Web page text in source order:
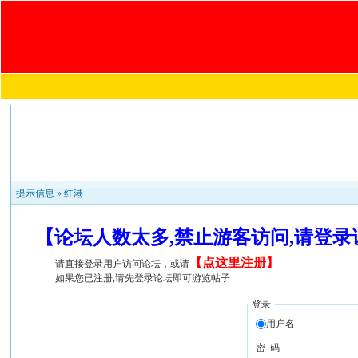
提示信息 »红港
【论坛人数太多,禁止游客访问,请登
请直接登录用户访问论坛，或请 【 点这里注册】
如果您已注册,请先登录论坛即可游览帖子
登录
用户名
密 码